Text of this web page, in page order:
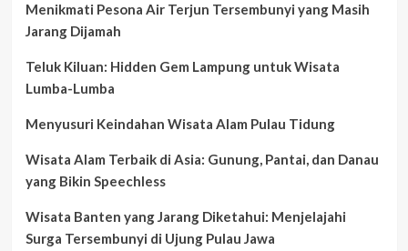
Menikmati Pesona Air Terjun Tersembunyi yang Masih
Jarang Dijamah
Teluk Kiluan: Hidden Gem Lampung untuk Wisata
Lumba-Lumba
Menyusuri Keindahan Wisata Alam Pulau Tidung
Wisata Alam Terbaik di Asia: Gunung, Pantai, dan Danau
yang Bikin Speechless
Wisata Banten yang Jarang Diketahui: Menjelajahi
Surga Tersembunyi di Ujung Pulau Jawa